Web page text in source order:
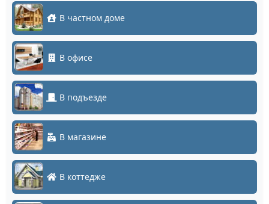
В частном доме
В офисе
В подъезде
В магазине
В коттедже